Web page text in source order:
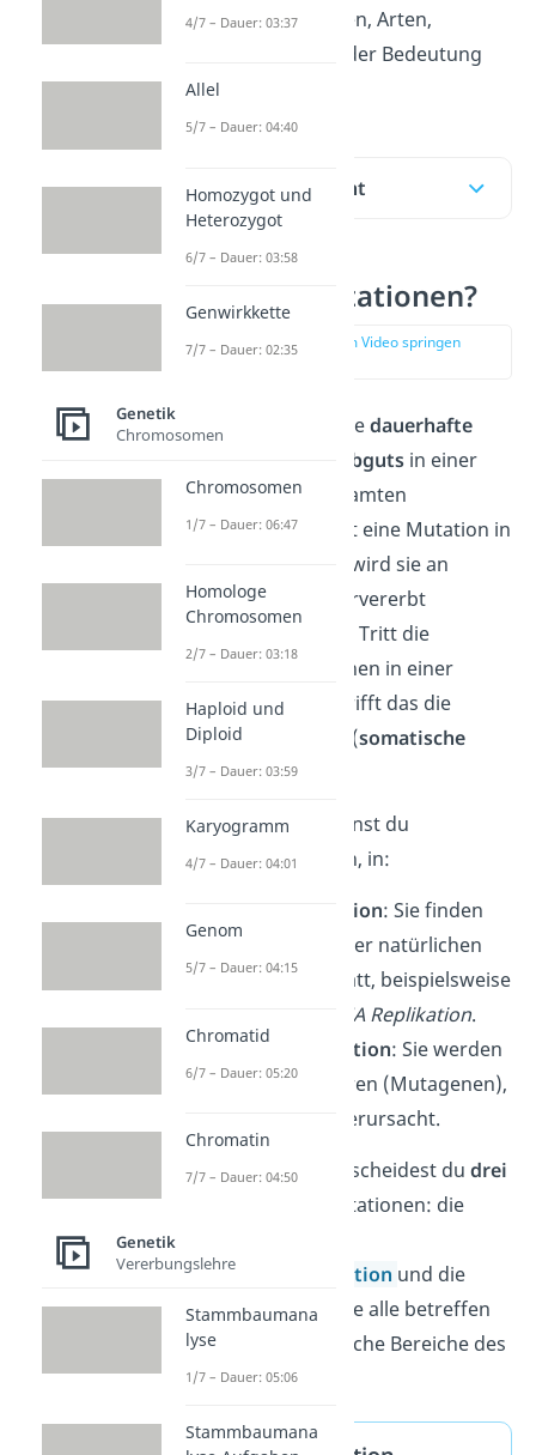
alles zu den Ursachen, Arten,
Auswirkungen und der Bedeutung
von Mutationen.
Inhaltsübersicht
Was sind Mutationen?
zur Stelle im Video springen
(00:14)
Eine Mutation ist einedauerhafte
Veränderung des Erbguts in einer
Zelle oder eines gesamten
Organismus. Kommt eine Mutation in
einer Keimzelle vor, wird sie an
Nachkommen weitervererbt
). Tritt die
Veränderung hingehen in einer
Körperzelle auf, betrifft das die
Nachkommen nicht (somatische
Mutation).
Je nach Ursache kannst du
Mutationen einteilen, in:
Mutation: Sie finden
spontan und unter natürlichen
Bedingungen statt, beispielsweise
DNA Replikation.
Induzierte
Mutation: Sie werden
von Außenfaktoren (Mutagenen),
, verursacht.
Grundsätzlich unterscheidest dudrei
von Mutationen: die
Genmutation, die
Chromosomenmutation und die
Genommutation
. Sie alle betreffen
jeweils unterschiedliche Bereiche des
Erbguts.
4/7 – Dauer: 03:37
Allel
5/7 – Dauer: 04:40
Homozygot und
Heterozygot
6/7 – Dauer: 03:58
Genwirkkette
7/7 – Dauer: 02:35
Genetik
Chromosomen
Chromosomen
1/7 – Dauer: 06:47
Homologe
Chromosomen
2/7 – Dauer: 03:18
Haploid und
Diploid
3/7 – Dauer: 03:59
Karyogramm
4/7 – Dauer: 04:01
Genom
5/7 – Dauer: 04:15
Chromatid
6/7 – Dauer: 05:20
Chromatin
7/7 – Dauer: 04:50
Genetik
Vererbungslehre
Stammbaumana
lyse
1/7 – Dauer: 05:06
Stammbaumana